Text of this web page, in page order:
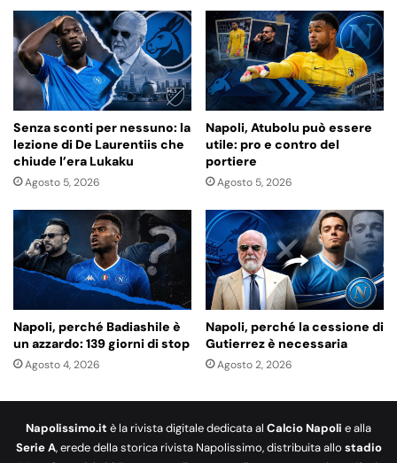
Senza sconti per nessuno: la
lezione di De Laurentiis che
chiude l’era Lukaku
Agosto 5, 2026
Napoli, Atubolu può essere
utile: pro e contro del
portiere
Agosto 5, 2026
Napoli, perché Badiashile è
un azzardo: 139 giorni di stop
Agosto 4, 2026
Napoli, perché la cessione di
Gutierrez è necessaria
Agosto 2, 2026
Napolissimo.it è la rivista digitale dedicata al Calcio Napoli e alla
Serie A, erede della storica rivista Napolissimo, distribuita allo stadio